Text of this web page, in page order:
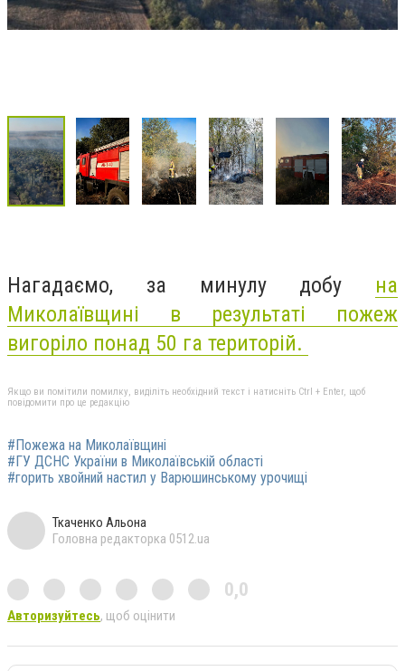
Нагадаємо, за минулу добу на
Миколаївщині в результаті пожеж
вигоріло понад 50 га територій.
Якщо ви помітили помилку, виділіть необхідний текст і натисніть Ctrl + Enter, щоб
повідомити про це редакцію
#Пожежа на Миколаївщині
#ГУ ДСНС України в Миколаївській області
#горить хвойний настил у Варюшинському урочищі
Ткаченко Альона
Головна редакторка 0512.ua
0,0
Авторизуйтесь, щоб оцінити